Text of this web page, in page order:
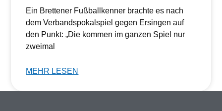
Ein Brettener Fußballkenner brachte es nach
dem Verbandspokalspiel gegen Ersingen auf
den Punkt: „Die kommen im ganzen Spiel nur
zweimal
MEHR LESEN